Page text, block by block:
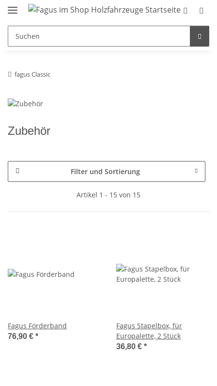
fagus Classic
Zubehör
Filter und Sortierung
Artikel 1 - 15 von 15
Fagus Förderband
76,90 € *
Fagus Stapelbox, für
Europalette, 2 Stück
36,80 € *